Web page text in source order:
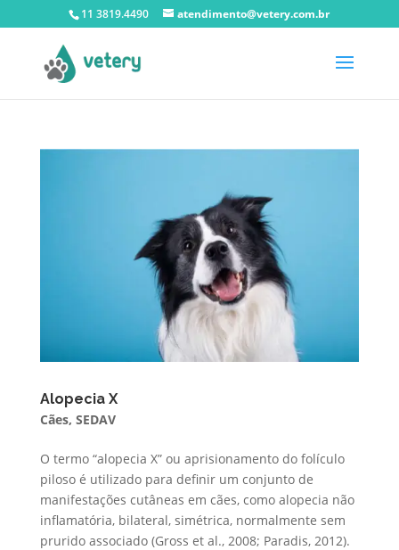
11 3819.4490 atendimento@vetery.com.br
Alopecia X
Cães, SEDAV
O termo “alopecia X” ou aprisionamento do folículo
piloso é utilizado para definir um conjunto de
manifestações cutâneas em cães, como alopecia não
inflamatória, bilateral, simétrica, normalmente sem
prurido associado (Gross et al., 2008; Paradis, 2012).